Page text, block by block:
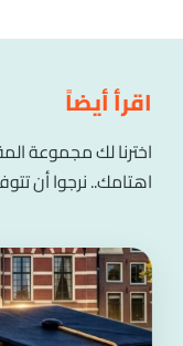
اقرأ أيضاً
اخترنا لك مجموعة
اهتامك.. نرجوا أن